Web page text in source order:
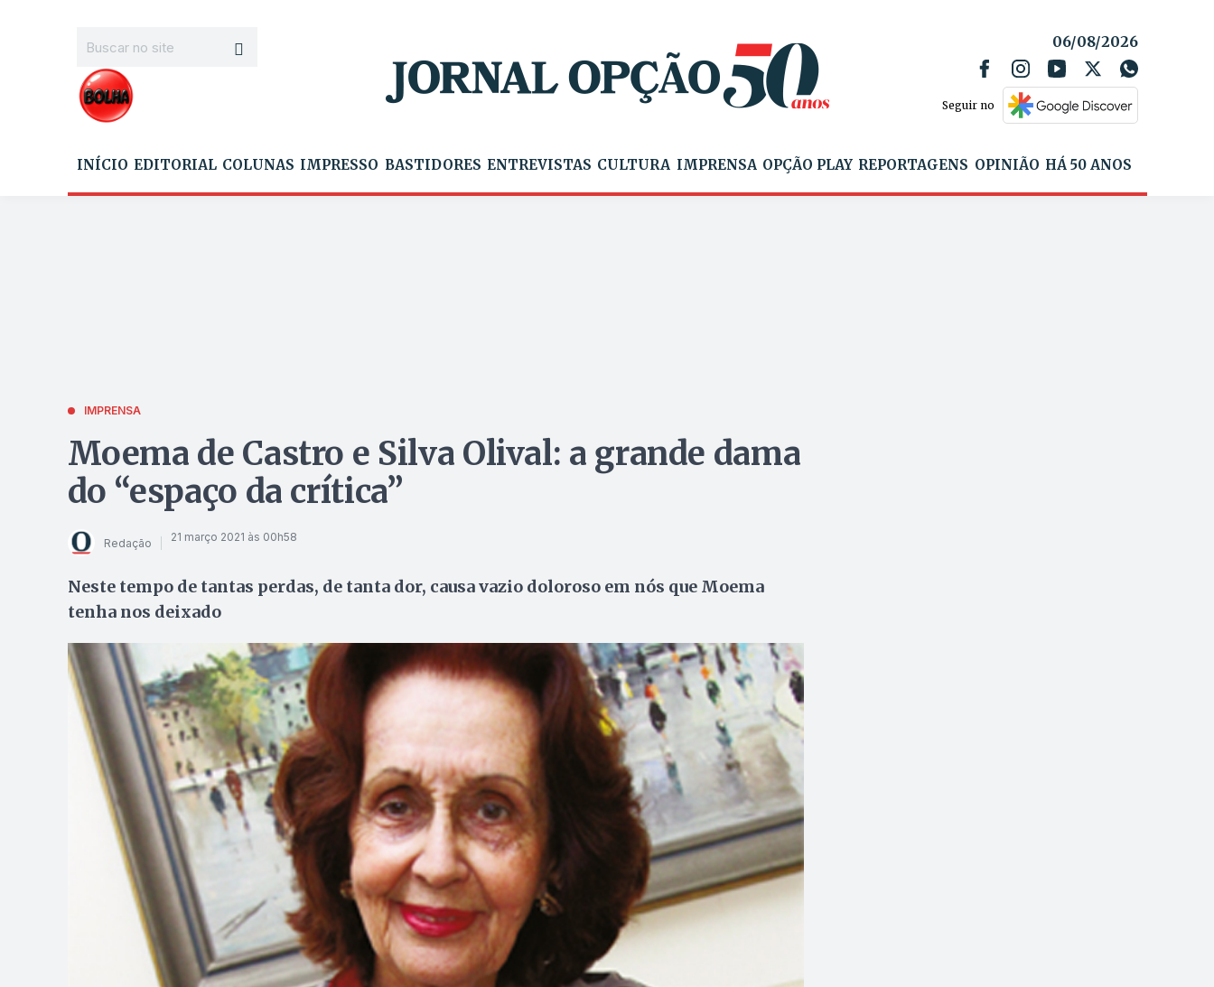
06/08/2026
Seguir no
INÍCIO EDITORIAL COLUNAS IMPRESSO BASTIDORES ENTREVISTAS CULTURA IMPRENSA OPÇÃO PLAY REPORTAGENS OPINIÃO HÁ 50 ANOS
IMPRENSA
Moema de Castro e Silva Olival: a grande dama
do “espaço da crítica”
Redação 21 março 2021 às 00h58
Neste tempo de tantas perdas, de tanta dor, causa vazio doloroso em nós que Moema
tenha nos deixado